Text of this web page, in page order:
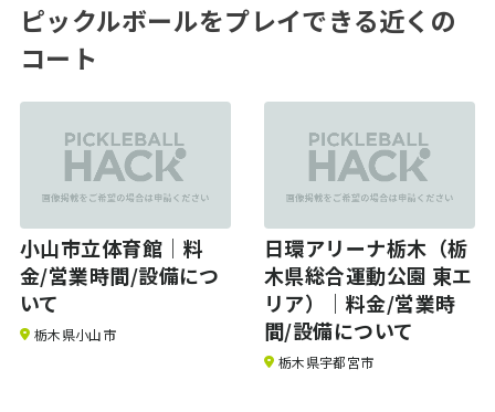
ピックルボールをプレイできる近くの
コート
小山市立体育館｜料
金/営業時間/設備につ
いて
栃木県小山市
日環アリーナ栃木（栃
木県総合運動公園 東エ
リア）｜料金/営業時
間/設備について
栃木県宇都宮市